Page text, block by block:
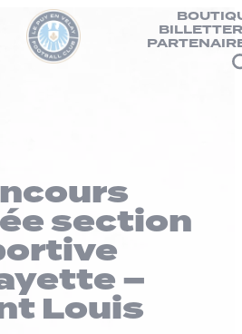
section
–
Louis
des cookies